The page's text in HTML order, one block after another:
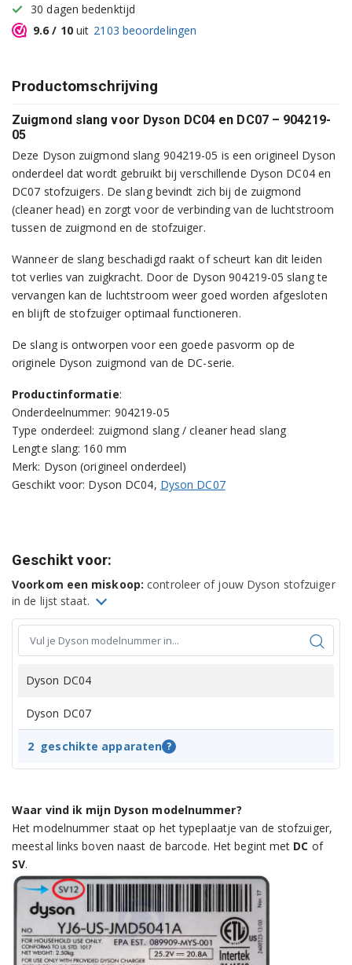
30 dagen bedenktijd
9.6 / 10uit 2103 beoordelingen
Productomschrijving
Zuigmond slang voor Dyson DC04 en DC07 – 904219-
05
Deze Dyson zuigmond slang 904219-05 is een origineel Dyson
onderdeel dat wordt gebruikt bij verschillende Dyson DC04 en
DC07 stofzuigers. De slang bevindt zich bij de zuigmond
(cleaner head) en zorgt voor de verbinding van de luchtstroom
tussen de zuigmond en de stofzuiger.
Wanneer de slang beschadigd raakt of scheurt kan dit leiden
tot verlies van zuigkracht. Door de Dyson 904219-05 slang te
vervangen kan de luchtstroom weer goed worden afgesloten
en blijft de stofzuiger optimaal functioneren.
De slang is ontworpen voor een goede pasvorm op de
originele Dyson zuigmond van de DC-serie.
Productinformatie:
Onderdeelnummer: 904219-05
Type onderdeel: zuigmond slang / cleaner head slang
Lengte slang: 160 mm
Merk: Dyson (origineel onderdeel)
Geschikt voor: Dyson DC04, Dyson DC07
Geschikt voor:
Voorkom een miskoop: controleer of jouw Dyson stofzuiger
in de lijst staat.
Dyson DC04
Dyson DC07
2 geschikte apparaten ?
Waar vind ik mijn Dyson modelnummer?
Het modelnummer staat op het typeplaatje van de stofzuiger,
meestal links boven naast de barcode. Het begint met DC of
SV.